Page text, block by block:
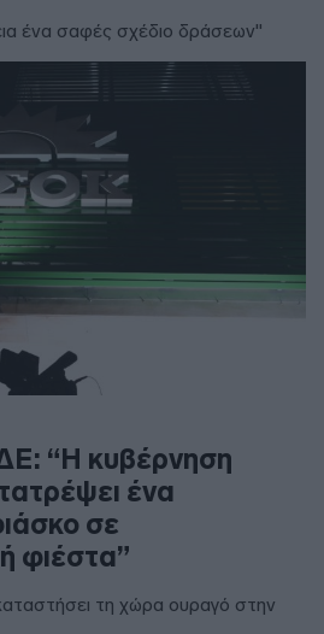
ένα σαφές σχέδιο δράσεων"
“Η κυβέρνηση
ένα
σε
φιέστα”
τη χώρα ουραγό στην